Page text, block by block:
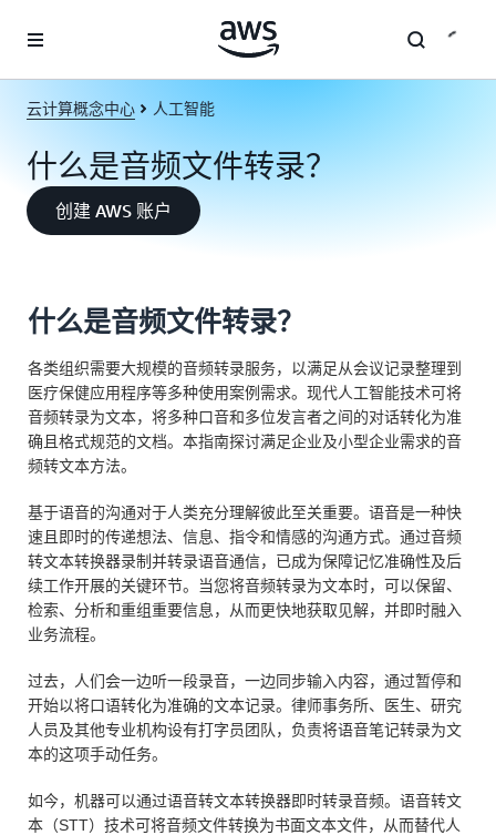
云计算概念中心 人工智能
什么是音频文件转录？
创建 AWS 账户
什么是音频文件转录？
各类组织需要大规模的音频转录服务，以满足从会议记录整理到
医疗保健应用程序等多种使用案例需求。现代人工智能技术可将
音频转录为文本，将多种口音和多位发言者之间的对话转化为准
确且格式规范的文档。本指南探讨满足企业及小型企业需求的音
频转文本方法。
基于语音的沟通对于人类充分理解彼此至关重要。语音是一种快
速且即时的传递想法、信息、指令和情感的沟通方式。通过音频
转文本转换器录制并转录语音通信，已成为保障记忆准确性及后
续工作开展的关键环节。当您将音频转录为文本时，可以保留、
检索、分析和重组重要信息，从而更快地获取见解，并即时融入
业务流程。
过去，人们会一边听一段录音，一边同步输入内容，通过暂停和
开始以将口语转化为准确的文本记录。律师事务所、医生、研究
人员及其他专业机构设有打字员团队，负责将语音笔记转录为文
本的这项手动任务。
如今，机器可以通过语音转文本转换器即时转录音频。语音转文
本（STT）技术可将音频文件转换为书面文本文件，从而替代人